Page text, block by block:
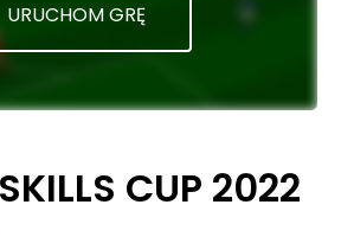
URUCHOM GRĘ
CUP 2022